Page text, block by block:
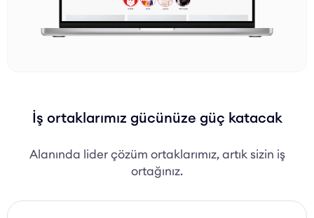
İş ortaklarımız gücünüze güç katacak
Alanında lider çözüm ortaklarımız, artık sizin iş
ortağınız.